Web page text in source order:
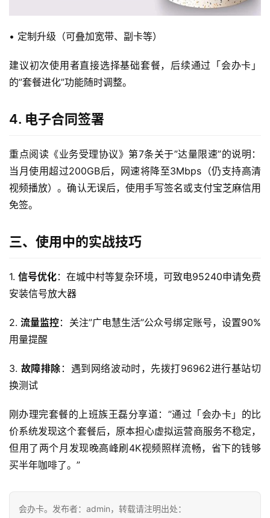
页
流
量
带
随
身
W
F
快
讯
更
多
页
面
• 定制升级（可叠加宽带、副卡等）
建议初次使用者直接选择基础套餐，后续通过「会办卡」
的”套餐进化”功能随时调整。
4. 电子合同签署
重点阅读《业务受理协议》第7条关于”达量限速”的说明：
当月使用超过200GB后，网速将降至3Mbps（仍支持高清
视频播放）。确认无误后，使用手写签名或支付宝芝麻信用
免签。
三、使用中的实战技巧
1. 信号优化：在城中村等复杂环境，可致电95240申请免费
安装信号放大器
2. 流量监控：关注”广电慧生活”公众号绑定账号，设置90%
用量提醒
3. 故障排除 ：遇到网络波动时，先拨打96962进行基站切
换测试
刚办理完套餐的上班族王磊分享道：”通过「会办卡」的比
价系统发现这个套餐后，原本担心虚拟运营商服务不稳定，
但用了两个月发现晚高峰刷4K视频照样流畅，省下的钱够
买半年咖啡了。”
会办卡。发布者：admin，转载请注明出处：